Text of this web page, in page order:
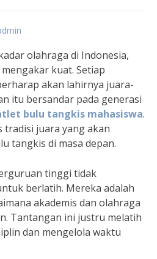
olahraga di Indonesia,
kuat. Setiap
akan lahirnya juara-
itu bersandar pada generasi
bulu tangkis mahasiswa.
tradisi juara yang akan
tangkis di masa depan.
tinggi tidak
berlatih. Mereka adalah
akademis dan olahraga
Tantangan ini justru melatih
dan mengelola waktu